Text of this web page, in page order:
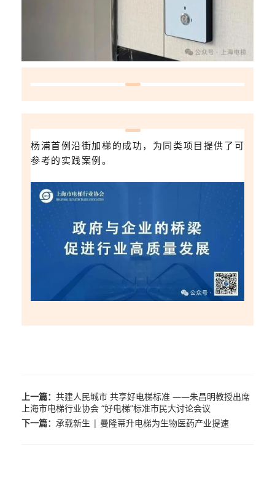
杨浦首例沿街加梯的成功，为同类项目提供了可
参考的实践案例。
上一篇： 共建人民城市 共享好电梯标准 ——朱昌明教授出席
上海市电梯行业协会 “好电梯”标准市民大讨论会议
下一篇： 承载新生 | 曼隆蒂升电梯为生物医药产业提速